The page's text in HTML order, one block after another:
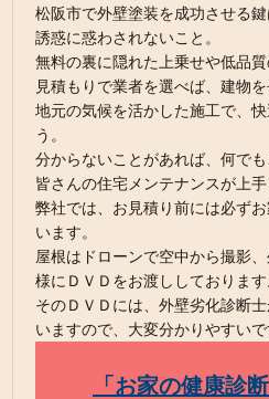
松阪市で外壁塗装を成功させる
誘惑に惑わされないこと。
無料の裏に隠れた上乗せや低品
見積もりで業者を選べば、建物
地元の気候を活かした施工で、
う。
分からないことがあれば、何でも
皆さんの住宅メンテナンスが上手
弊社では、お見積り前には必ず
います。
屋根はドローンで空中から撮影
様にＤＶＤをお渡ししております
そのＤＶＤには、外壁劣化診断
いますので、大変分かりやすいで
「お家の健康診